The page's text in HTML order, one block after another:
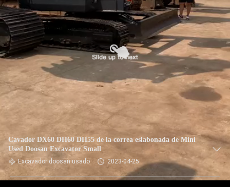
Cavador DX60 DH60 DH55 de la correa eslabonada de Mini
Used Doosan Excavator Small
Excavador doosan usado 2023-04-25